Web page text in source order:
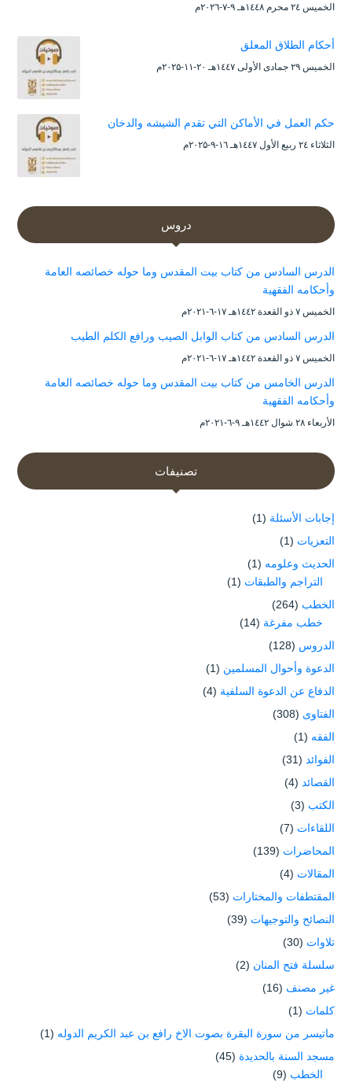
الخميس ۲٤ محرم ۱٤٤۸هـ ۹-۷-۲۰۲٦م
أحكام الطلاق المعلق
الخميس ۲۹ جمادى الأولى ۱٤٤۷هـ ۲۰-۱۱-۲۰۲۵م
حكم العمل في الأماكن التي تقدم الشيشه والدخان
الثلاثاء ۲٤ ربيع الأول ۱٤٤۷هـ ۱٦-۹-۲۰۲۵م
دروس
الدرس السادس من كتاب بيت المقدس وما حوله خصائصه العامة
وأحكامه الفقهية
الخميس ۷ ذو القعدة ۱٤٤۲هـ ۱۷-٦-۲۰۲۱م
الدرس السادس من كتاب الوابل الصيب ورافع الكلم الطيب
الخميس ۷ ذو القعدة ۱٤٤۲هـ ۱۷-٦-۲۰۲۱م
الدرس الخامس من كتاب بيت المقدس وما حوله خصائصه العامة
وأحكامه الفقهية
الأربعاء ۲۸ شوال ۱٤٤۲هـ ۹-٦-۲۰۲۱م
تصنيفات
إجابات الأسئلة (1)
التعزيات (1)
الحديث وعلومه (1)
التراجم والطبقات (1)
الخطب (264)
خطب مفرغة (14)
الدروس (128)
الدعوة وأحوال المسلمين (1)
الدفاع عن الدعوة السلفية (4)
الفتاوى (308)
الفقه (1)
الفوائد (31)
القصائد (4)
الكتب (3)
اللقاءات (7)
المحاضرات (139)
المقالات (4)
المقتطفات والمختارات (53)
النصائح والتوجيهات (39)
تلاوات (30)
سلسلة فتح المنان (2)
غير مصنف (16)
كلمات (1)
ماتيسر من سورة البقرة بصوت الاخ رافع بن عبد الكريم الدوله (1)
مسجد السنة بالحديدة (45)
الخطب (9)